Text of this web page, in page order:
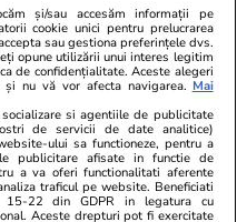
este
a stârnit
și/sau accesăm informații pe
cookie unici pentru prelucrarea
sau gestiona preferințele dvs.
opune utilizării unui interes legitim
de confidențialitate. Aceste alegeri
nu vă vor afecta navigarea. Mai
si agentiile de publicitate
de servicii de date analitice)
ului sa functioneze, pentru a
publicitare afisate in functie de
a va oferi functionalitati aferente
traficul pe website. Beneficiati
22 din GDPR in legatura cu
Aceste drepturi pot fi exercitate